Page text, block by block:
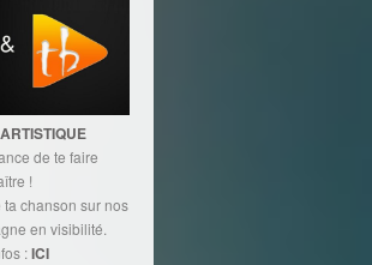
de te faire
!
chanson sur nos
en visibilité.
:ICI